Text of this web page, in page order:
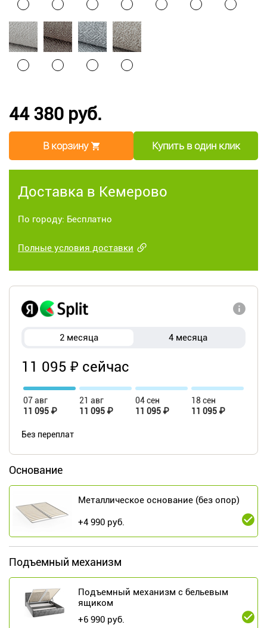
44 380 руб.
В корзину Купить в один клик
Доставка в Кемерово
По городу: Бесплатно
Полные условия доставки
2 месяца 4 месяца
11 095 ₽ сейчас
07 авг
11 095 ₽
21 авг
11 095 ₽
04 сен
11 095 ₽
18 сен
11 095 ₽
Без переплат
Основание
Металлическое основание (без опор)
+4 990 руб.
Подъемный механизм
Подъемный механизм с бельевым
ящиком
+6 990 руб.